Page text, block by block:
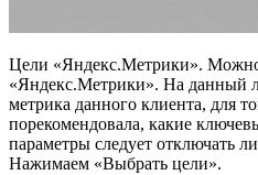
Цели «Яндекс.Метрики».
«Яндекс.Метрики». На данный
метрика данного клиента, для
порекомендовала, какие
параметры следует отключать
Нажимаем «Выбрать цели».